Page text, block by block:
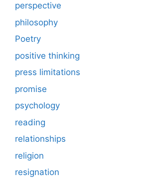
perspective
philosophy
Poetry
positive thinking
press limitations
promise
psychology
reading
relationships
religion
resignation